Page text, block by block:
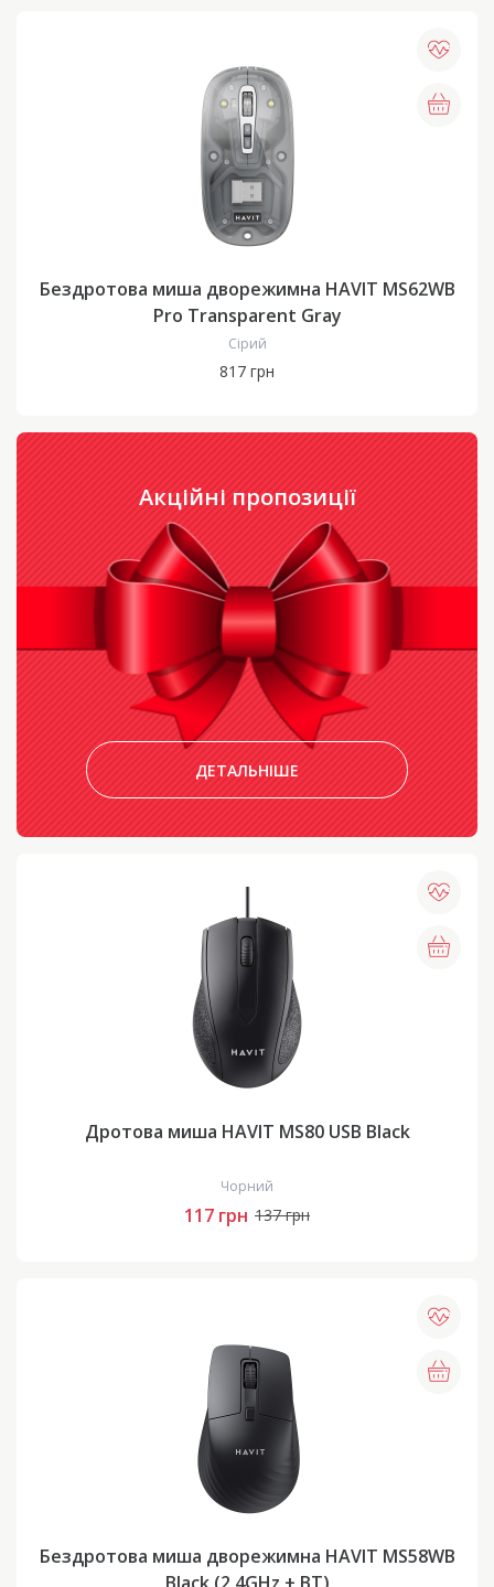
Бездротова миша дворежимна HAVIT MS62WB
Pro Transparent Gray
Сірий
817 грн
Акційні пропозиції
ДЕТАЛЬНІШЕ
Дротова миша HAVIT MS80 USB Black
Чорний
117 грн 137 грн
Бездротова миша дворежимна HAVIT MS58WB